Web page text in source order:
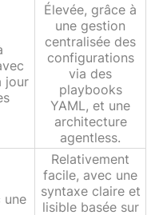
jour
Élevée, grâce à
une gestion
centralisée des
configurations
via des
playbooks
YAML, et une
architecture
agentless.
une
Relativement
facile, avec une
syntaxe claire et
lisible basée sur